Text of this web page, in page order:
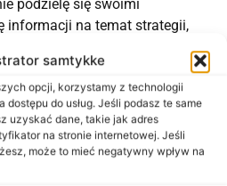
samtykke
opcji, korzystamy z technologii
do usług. Jeśli podasz te same
uzyskać dane, takie jak adres
na stronie internetowej. Jeśli
może to mieć negatywny wpływ na
podzielę się swoimi
informacji na temat strategii,
Nowego Roku.
naszych treści